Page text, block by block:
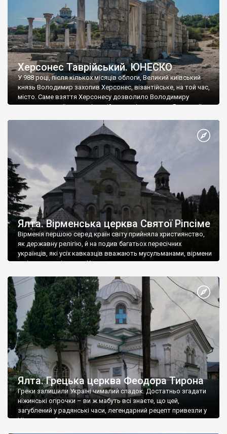
Херсонес Таврійський. ЮНЕСКО
У 988 році, після кількох місяців облоги, Великий київський
князь Володимир захопив Херсонес, візантійське, на той час,
місто. Саме взяття Херсонесу дозволило Володимиру
диктувати свої умови візантійському імператору Василю ІІ, та
Херсонесі Володимир-язичник, став Василем-християнином.
А потім було Хрещення Русі. На честь Херсонесу Таврійського
Ялта. Вірменська церква Святої Ріпсіме
Вірменія першою серед країн світу прийняла християнство,
як державну релігію, й на подив багатьох пересічних
українців, які усіх кавказців вважають мусульманами, вірмени
є відданими вірянами Христа
Ялта. Грецька церква Феодора Тирона
Греки залишили Україні чималий спадок. Достатньо згадати
ніжинські огірочки – ви ж мабуть всі знаєте, що цей,
загублений у радянські часи, легендарний рецепт привезли у
Ніжин греки?